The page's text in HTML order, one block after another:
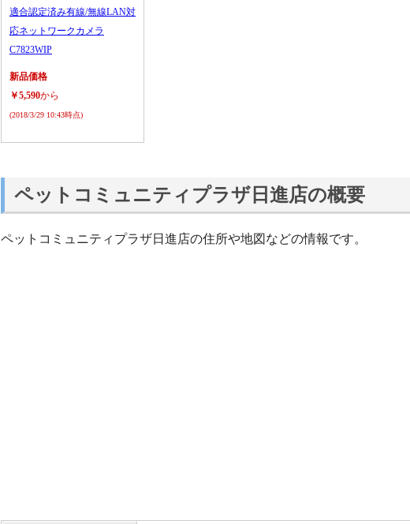
適合認定済み有線/無線LAN対
応ネットワークカメラ
C7823WIP
新品価格
￥5,590から
(2018/3/29 10:43時点)
ペットコミュニティプラザ日進店の概要
ペットコミュニティプラザ日進店の住所や地図などの情報です。